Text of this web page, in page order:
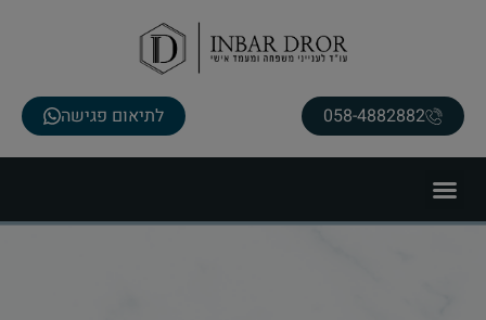
058-4882882 לתיאום פגישה